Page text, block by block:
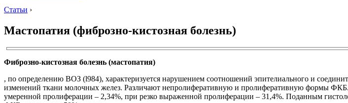
Статьи ›
Мастопатия (фиброзно-кистозная болезнь)
Фиброзно-кистозная болезнь (мастопатия)
, по определению ВОЗ (l984), характеризуется нарушением соотношений эпителиального и
изменений ткани молочных желез. Различают непролиферативную и пролиферативную формы
умеренной пролиферации – 2,34%, при резко выраженной пролиферации – 31,4%. Поданным